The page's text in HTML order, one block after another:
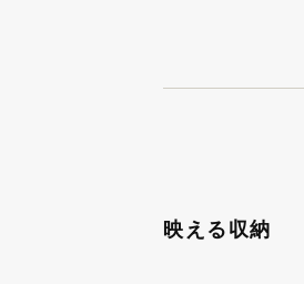
映える収納